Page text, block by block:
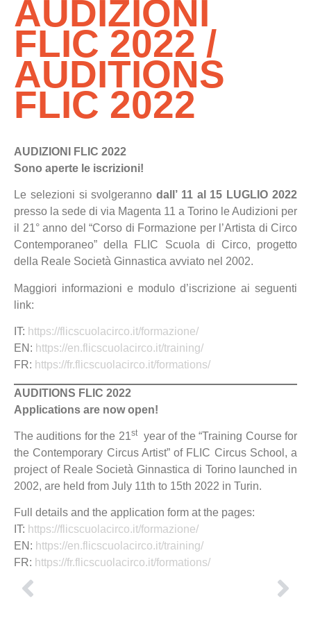
AUDIZIONI
FLIC 2022 /
AUDITIONS
FLIC 2022
AUDIZIONI FLIC 2022
Sono aperte le iscrizioni!
Le selezioni si svolgerannodall’ 11 al 15 LUGLIO 2022
presso la sede di via Magenta 11 a Torino le Audizioni per
il 21° anno del “Corso di Formazione per l’Artista di Circo
Contemporaneo” della FLIC Scuola di Circo, progetto
della Reale Società Ginnastica avviato nel 2002.
Maggiori informazioni e modulo d’iscrizione ai seguenti
link:
IT: https://flicscuolacirco.it/formazione/
EN: https://en.flicscuolacirco.it/training/
FR: https://fr.flicscuolacirco.it/formations/
AUDITIONS FLIC 2022
Applications are now open!
The auditions for the 21styear of the “Training Course for
the Contemporary Circus Artist” of FLIC Circus School, a
project of Reale Società Ginnastica di Torino launched in
2002, are held from July 11th to 15th 2022 in Turin.
Full details and the application form at the pages:
IT: https://flicscuolacirco.it/formazione/
EN: https://en.flicscuolacirco.it/training/
FR: https://fr.flicscuolacirco.it/formations/